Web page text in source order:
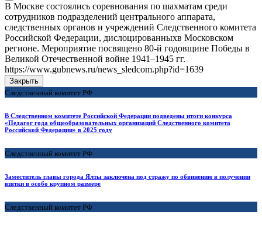
В Москве состоялись соревнования по шахматам среди
сотрудников подразделений центрального аппарата,
следственных органов и учреждений Следственного комитета
Российской Федерации, дислоцированныхв Московском
регионе. Мероприятие посвящено 80-й годовщине Победы в
Великой Отечественной войне 1941–1945 гг.
https://www.gubnews.ru/news_sledcom.php?id=1639
Закрыть
Следственный комитет РФ
В Следственном комитете Российской Федерации подведены итоги конкурса
«Педагог года общеобразовательных организаций Следственного комитета
Российской Федерации» в 2025 году
Следственный комитет РФ
Заместитель главы города Ялты заключена под стражу по обвинению в получении
взятки в особо крупном размере
Следственный комитет РФ